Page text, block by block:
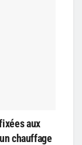
aux
chauffage